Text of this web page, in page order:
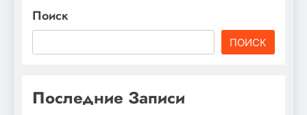
Поиск
ПОИСК
Последние Записи